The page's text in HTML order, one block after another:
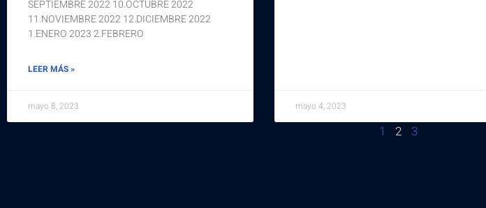
SEPTIEMBRE 2022 10.OCTUBRE 2022
11.NOVIEMBRE 2022 12.DICIEMBRE 2022
1.ENERO 2023 2.FEBRERO
LEER MÁS »
mayo 8, 2023 mayo 4, 2023
1 2 3